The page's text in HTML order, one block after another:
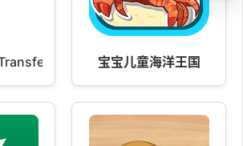
宝宝儿童海洋王国